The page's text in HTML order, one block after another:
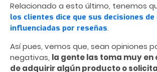
Relacionado a esto último, tenemos
los clientes dice que sus decisiones
influenciadas por reseñas.
Así pues, vemos que, sean opiniones
negativas, la gente las toma muy
de adquirir algún producto o